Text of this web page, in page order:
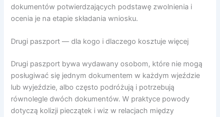
dokumentów potwierdzających podstawę zwolnienia i
ocenia je na etapie składania wniosku.
Drugi paszport — dla kogo i dlaczego kosztuje więcej
Drugi paszport bywa wydawany osobom, które nie mogą
posługiwać się jednym dokumentem w każdym wjeździe
lub wyjeździe, albo często podróżują i potrzebują
równolegle dwóch dokumentów. W praktyce powody
dotyczą kolizji pieczątek i wiz w relacjach między